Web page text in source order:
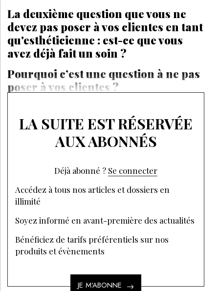
La deuxième question que vous ne
devez pas poser à vos clientes en tant
qu'esthéticienne : est-ce que vous
avez déjà fait un soin ?
Pourquoi c’est une question à ne pas
poser à vos clientes ?
LA SUITE EST RÉSERVÉE
AUX ABONNÉS
Déjà abonné ? Se connecter
Accédez à tous nos articles et dossiers en
illimité
Soyez informé en avant-première des actualités
Bénéficiez de tarifs préférentiels sur nos
produits et évènements
JE M’ABONNE